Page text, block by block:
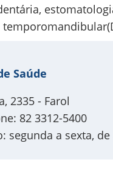
Saúde
2335 - Farol
82 3312-5400
segunda a sexta, de